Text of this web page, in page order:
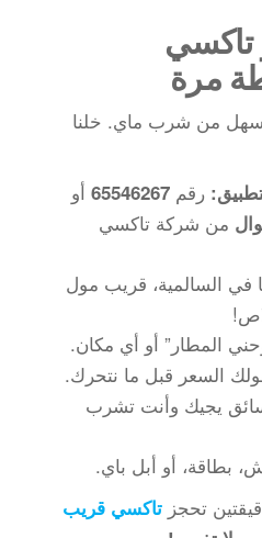
مرة
من شرب ماي. خلنا
رقم 65546267أو
من شركة تاكسي
في السالمية، قريب مول
المطار” أو أي مكان.
السعر قبل ما نتحرك.
يجيك وأنت تشرب
بطاقة، أو أبل باي.
تحجز تاكسي قريب